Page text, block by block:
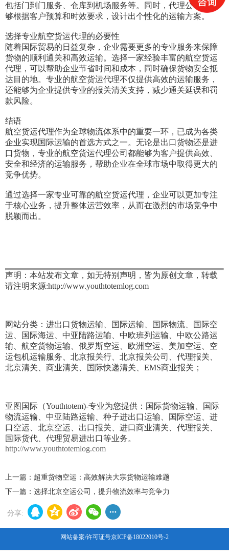
包括门到门服务、仓库到机场服务等。同时，代理公司还能
够根据客户预算和时效要求，设计出个性化的运输方案。
选择专业航空货运代理的必要性
随着国际贸易的日益复杂，企业需要更多的专业服务来保障
货物的顺利通关和高效运输。选择一家经验丰富的航空货运
代理，可以帮助企业节省时间和成本，同时确保货物安全抵
达目的地。专业的航空货运代理不仅提供高效的运输服务，
还能够为企业提供专业的报关清关支持，减少通关延误和罚
款风险。
结语
航空货运代理作为全球物流体系中的重要一环，已成为各类
企业实现国际运输的首选方式之一。无论是出口货物还是进
口货物，专业的航空货运代理公司都能够为客户提供高效、
安全和经济的运输服务，帮助企业在全球市场中取得更大的
竞争优势。
通过选择一家专业可靠的航空货运代理，企业可以更加专注
于核心业务，提升整体运营效率，从而在激烈的市场竞争中
脱颖而出。
声明：本站发布文章，如无特别声明，皆为原创文章，转载
请注明来源:http://www.youthtotemlog.com
网站分类：进出口货物运输、国际运输、国际物流、国际空
运、国际海运、中亚陆路运输、中欧班列运输、中欧公路运
输、航空货物运输、俄罗斯空运、欧洲空运、美加空运、空
运包机运输服务、北京报关行、北京报关公司、代理报关、
北京清关、商业清关、国际快递清关、EMS商业报关；
亚图国际（Youthtotem)-专业为您提供：国际货物运输、国际
物流运输、中亚陆路运输、种子进出口运输、国际空运、进
口空运、北京空运、出口报关、进口商业清关、代理报关、
国际货代、代理贸易进出口等业务。
http://www.youthtotemlog.com
上一篇： 超重货物空运：高效解决大宗货物运输难题
下一篇： 选择北京空运公司，提升物流效率与竞争力
分享:
网站备案/许可证号京ICP备18022010号-2